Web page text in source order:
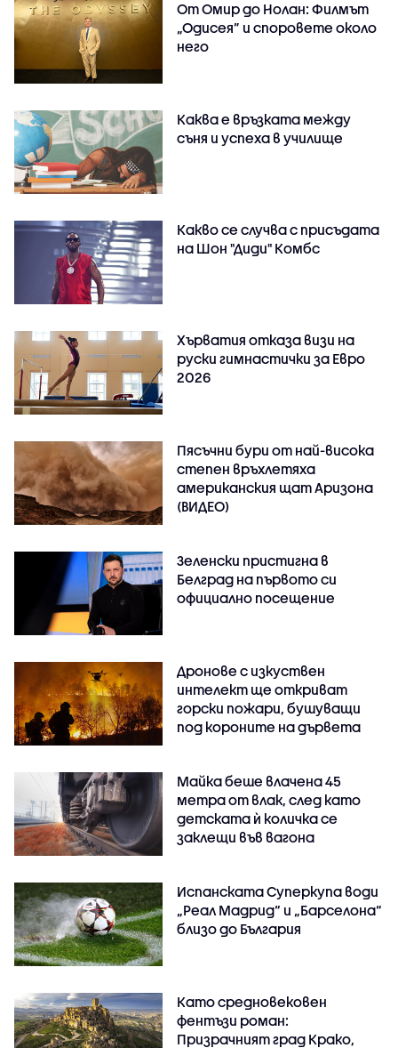
От Омир до Нолан: Филмът
„Одисея” и споровете около
него
Каква е връзката между
съня и успеха в училище
Какво се случва с присъдата
на Шон "Диди" Комбс
Хърватия отказа визи на
руски гимнастички за Евро
2026
Пясъчни бури от най-висока
степен връхлетяха
американския щат Аризона
(ВИДЕО)
Зеленски пристигна в
Белград на първото си
официално посещение
Дронове с изкуствен
интелект ще откриват
горски пожари, бушуващи
под короните на дървета
Майка беше влачена 45
метра от влак, след като
детската ѝ количка се
заклещи във вагона
Испанската Суперкупа води
„Реал Мадрид“ и „Барселона“
близо до България
Като средновековен
фентъзи роман:
Призрачният град Крако,